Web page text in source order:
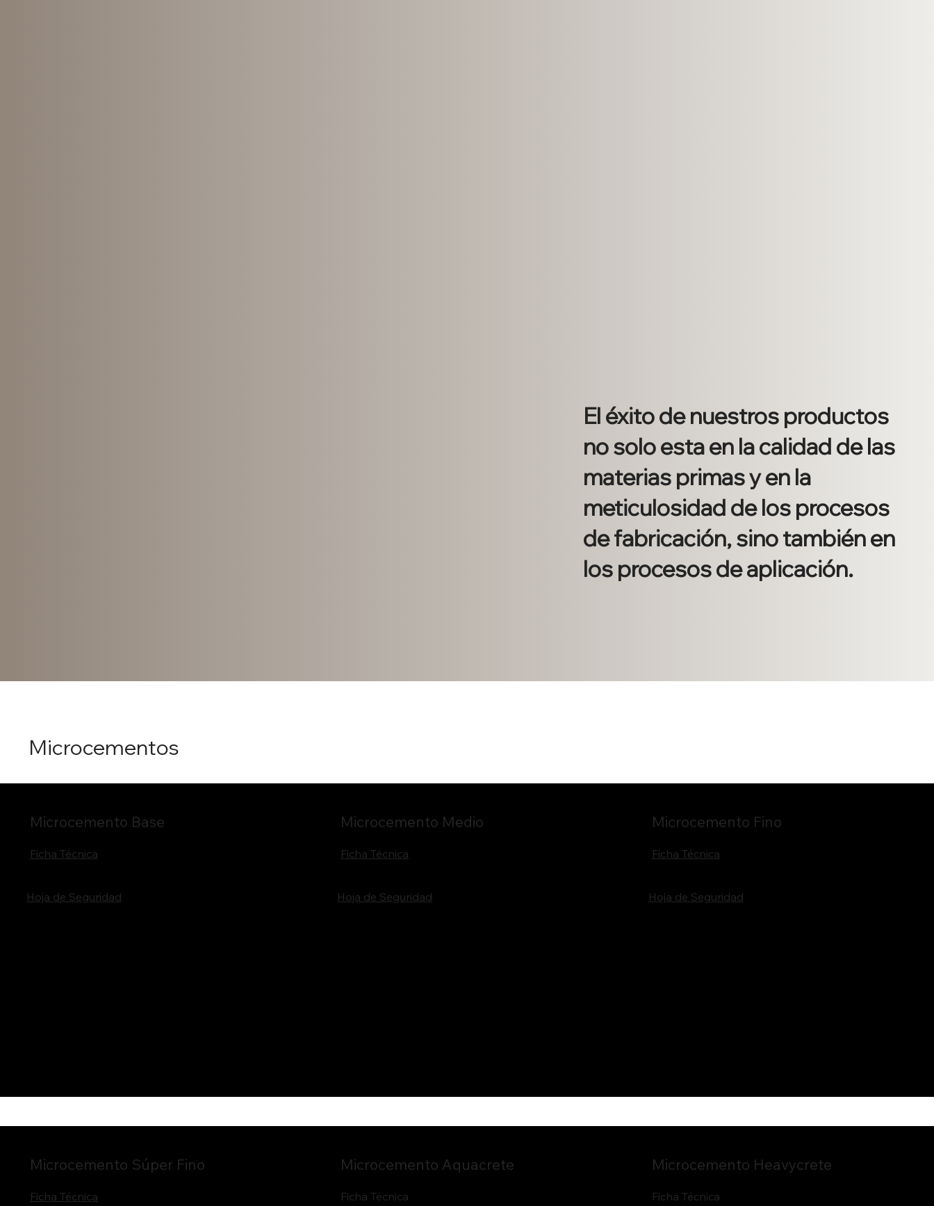
El éxito de nuestros productos
no solo esta en la calidad de las
materias primas y en la
meticulosidad de los procesos
de fabricación, sino también en
los procesos de aplicación.
Microcementos
Microcemento Base
Ficha Técnica
Hoja de Seguridad
Microcemento Medio
Ficha Técnica
Hoja de Seguridad
Microcemento Fino
Ficha Técnica
Hoja de Seguridad
Microcemento Súper Fino
Ficha Técnica
Microcemento Aquacrete
Ficha Técnica
Microcemento Heavycrete
Ficha Técnica